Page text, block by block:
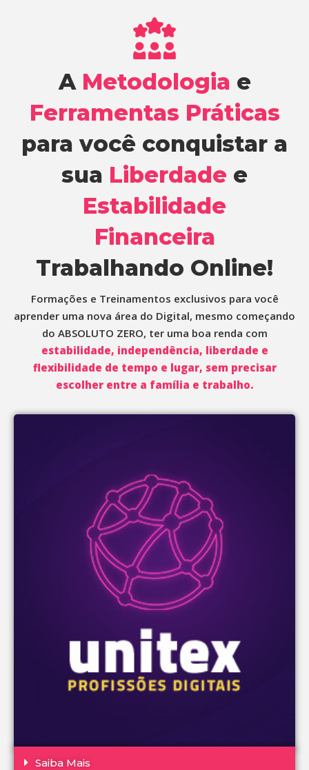
A Metodologia e
Ferramentas Práticas
para você conquistar a
sua Liberdade e
Estabilidade
Financeira
Trabalhando Online!
Formações e Treinamentos exclusivos para você
aprender uma nova área do Digital, mesmo começando
do ABSOLUTO ZERO, ter uma boa renda com
estabilidade, independência, liberdade e
flexibilidade de tempo e lugar, sem precisar
escolher entre a família e trabalho.
Saiba Mais